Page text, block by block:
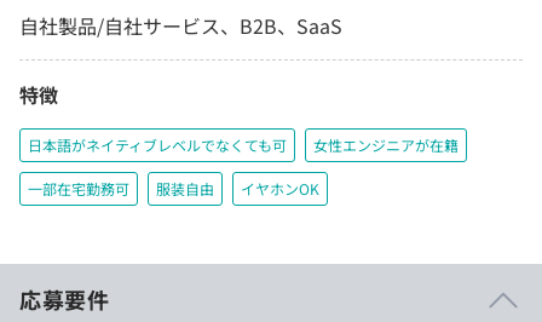
自社製品/自社サービス、B2B、SaaS
特徴
日本語がネイティブレベルでなくても可 女性エンジニアが在籍
一部在宅勤務可 服装自由 イヤホンOK
応募要件